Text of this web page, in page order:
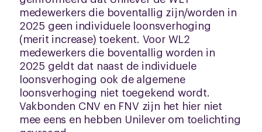
medewerkers die boventallig zijn/worden in
2025 geen individuele loonsverhoging
(merit increase) toekent. Voor WL2
medewerkers die boventallig worden in
2025 geldt dat naast de individuele
loonsverhoging ook de algemene
loonsverhoging niet toegekend wordt.
Vakbonden CNV en FNV zijn het hier niet
mee eens en hebben Unilever om toelichting